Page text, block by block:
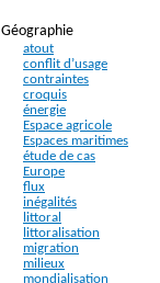
Géographie
atout
conflit d’usage
contraintes
croquis
énergie
Espace agricole
Espaces maritimes
étude de cas
Europe
flux
inégalités
littoral
littoralisation
migration
milieux
mondialisation